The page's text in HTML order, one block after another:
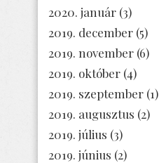
2020. január (3)
2019. december (5)
2019. november (6)
2019. október (4)
2019. szeptember (1)
2019. augusztus (2)
2019. július (3)
2019. június (2)